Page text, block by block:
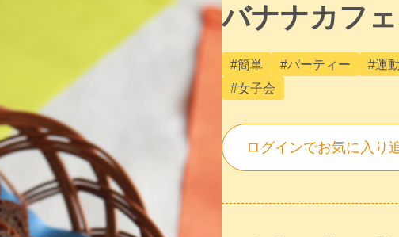
バナナカフ
#簡単 #パーティー
#運
#女子会
ログインでお気に入り